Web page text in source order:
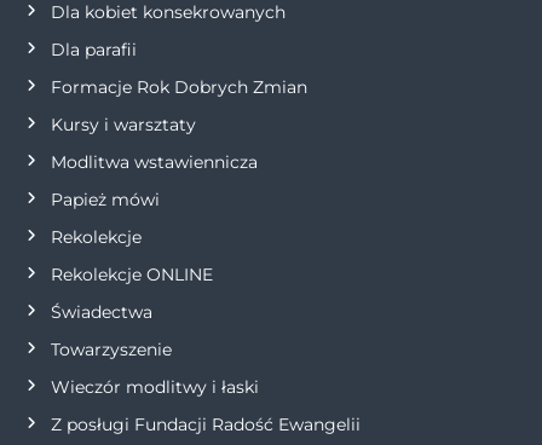
a
w
p
i
s
u
Dla kobiet konsekrowanych
Dla parafii
Formacje Rok Dobrych Zmian
Kursy i warsztaty
Modlitwa wstawiennicza
Papież mówi
Rekolekcje
Rekolekcje ONLINE
Świadectwa
Towarzyszenie
Wieczór modlitwy i łaski
Z posługi Fundacji Radość Ewangelii